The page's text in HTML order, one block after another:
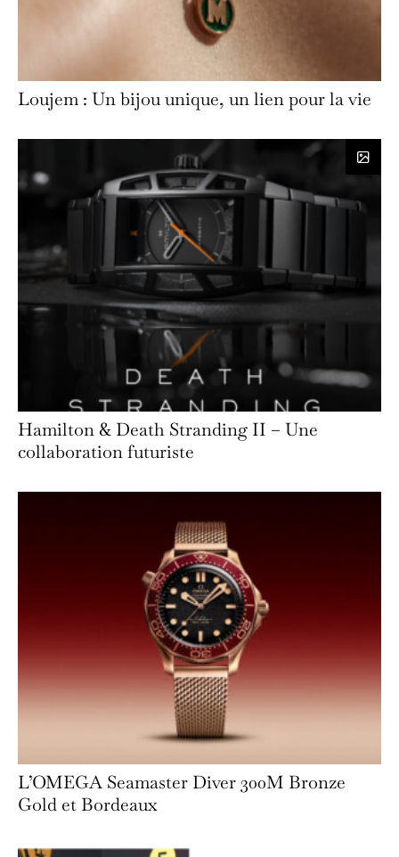
Loujem : Un bijou unique, un lien pour la vie
Hamilton & Death Stranding II – Une
collaboration futuriste
L’OMEGA Seamaster Diver 300M Bronze
Gold et Bordeaux